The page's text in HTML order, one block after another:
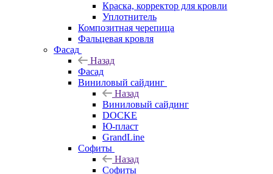
Краска, корректор для кровли
Уплотнитель
Композитная черепица
Фальцевая кровля
Фасад
Назад
Фасад
Виниловый сайдинг
Назад
Виниловый сайдинг
DOCKE
Ю-пласт
GrandLine
Софиты
Назад
Софиты